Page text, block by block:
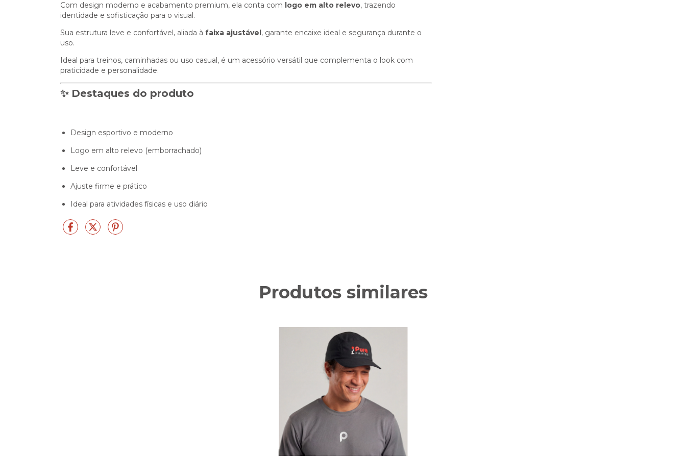
Com design moderno e acabamento premium, ela conta com logo em alto relevo, trazendo
identidade e sofisticação para o visual.
Sua estrutura leve e confortável, aliada à faixa ajustável, garante encaixe ideal e segurança durante o
uso.
Ideal para treinos, caminhadas ou uso casual, é um acessório versátil que complementa o look com
praticidade e personalidade.
✨ Destaques do produto
Design esportivo e moderno
Logo em alto relevo (emborrachado)
Leve e confortável
Ajuste firme e prático
Ideal para atividades físicas e uso diário
Produtos similares